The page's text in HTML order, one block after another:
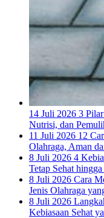
14 Juli 2026 3
Nutrisi, dan
11 Juli 2026 12
Olahraga, Aman
8 Juli 2026 4
Tetap Sehat
8 Juli 2026 Cara
Jenis Olahraga
8 Juli 2026
Kebiasaan Sehat